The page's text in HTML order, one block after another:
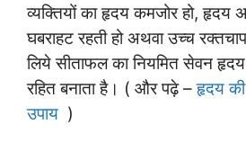
व्यक्तियों का हृदय कमजोर हो, हृदय
घबराहट रहती हो अथवा उच्च
लिये सीताफल का नियमित सेवन
रहित बनाता है। ( और पढ़े –हृदय
उपाय )